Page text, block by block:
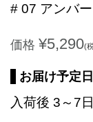
# 07 アンバー
価格 ¥5,290(
お届け予定日
入荷後 3～7日